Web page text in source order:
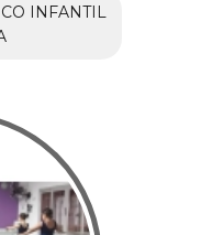
INFANTIL